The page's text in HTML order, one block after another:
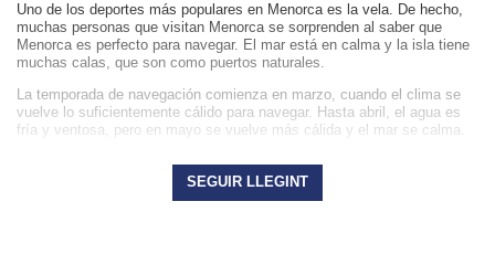
Uno de los deportes más populares en Menorca es la vela. De hecho,
muchas personas que visitan Menorca se sorprenden al saber que
Menorca es perfecto para navegar. El mar está en calma y la isla tiene
muchas calas, que son como puertos naturales.
La temporada de navegación comienza en marzo, cuando el clima se
vuelve lo suficientemente cálido para navegar. Hasta abril, el agua es
fría y ventosa, pero en mayo se vuelve más cálida y el mar se calma.
SEGUIR LLEGINT